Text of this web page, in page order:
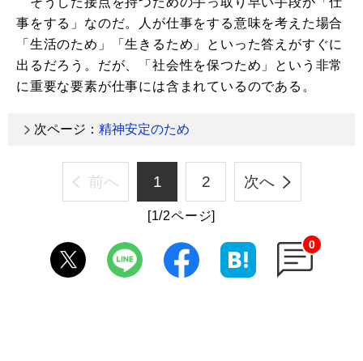
事をする」なのだ。人が仕事をする意味を考えた場合
「生活のため」「生きるため」といった答えがすぐに
出るだろう。だが、「社会性を保つため」という非常
に重要な要素が仕事には含まれているのである。
次ページ： 精神安定のため
前へ 1 2 次へ
[1/2ページ]
0